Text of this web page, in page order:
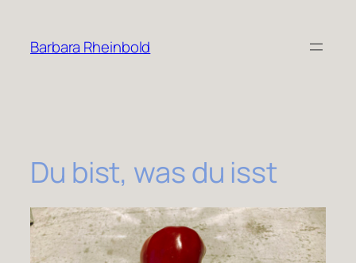
springen
Barbara Rheinbold
Du bist, was du isst